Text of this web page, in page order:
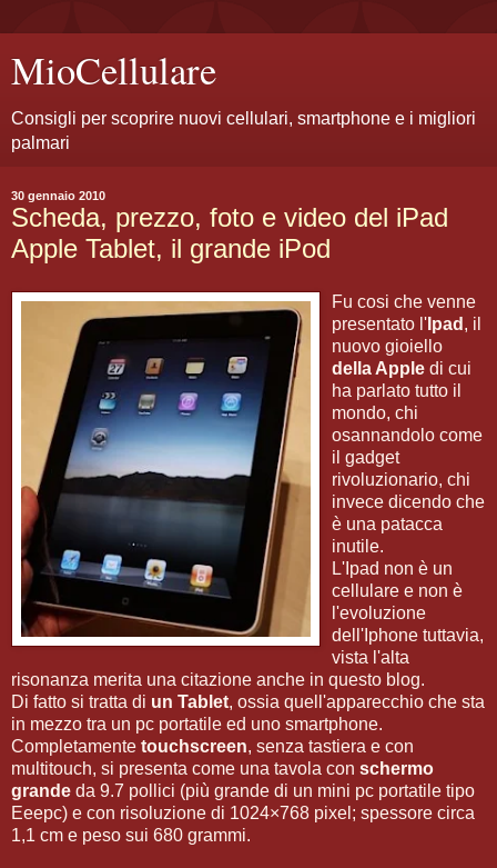
MioCellulare
Consigli per scoprire nuovi cellulari, smartphone e i migliori
palmari
30 gennaio 2010
Scheda, prezzo, foto e video del iPad
Apple Tablet, il grande iPod
Fu cosi che venne
presentato l' Ipad , il
nuovo gioiello
della Apple di cui
ha parlato tutto il
mondo, chi
osannandolo come
il gadget
rivoluzionario, chi
invece dicendo che
è una patacca
inutile.
L'Ipad non è un
cellulare e non è
l'evoluzione
dell'Iphone tuttavia,
vista l'alta
risonanza merita una citazione anche in questo blog.
Di fatto si tratta di un Tablet, ossia quell'apparecchio che sta
in mezzo tra un pc portatile ed uno smartphone.
Completamente touchscreen, senza tastiera e con
multitouch, si presenta come una tavola con schermo
grande da 9.7 pollici (più grande di un mini pc portatile tipo
Eeepc) e con risoluzione di 1024×768 pixel; spessore circa
1,1 cm e peso sui 680 grammi.